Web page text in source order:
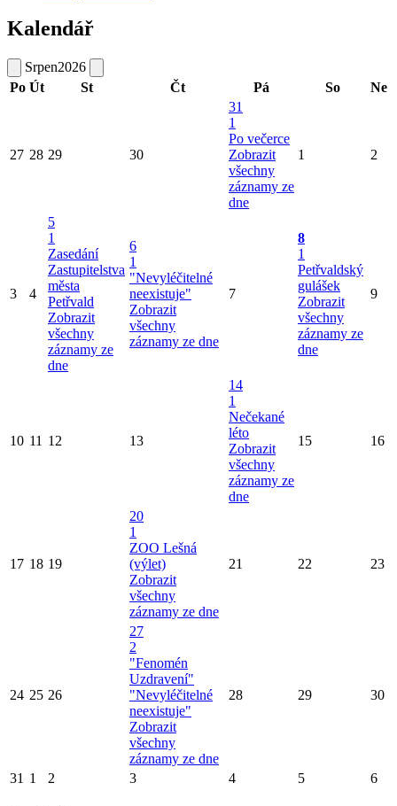
Kalendář
Srpen2026
Po Út St Čt Pá So Ne
27 28 29 30
31
1
Po večerce
Zobrazit
všechny
záznamy ze
dne
1 2
3 4
5
1
Zasedání
Zastupitelstva
města
Petřvald
Zobrazit
všechny
záznamy ze
dne
6
1
"Nevyléčitelné
neexistuje"
Zobrazit
všechny
záznamy ze dne
7
8
1
Petřvaldský
gulášek
Zobrazit
všechny
záznamy ze
dne
9
10 11 12 13
14
1
Nečekané
léto
Zobrazit
všechny
záznamy ze
dne
15 16
17 18 19
20
1
ZOO Lešná
(výlet)
Zobrazit
všechny
záznamy ze dne
21 22 23
24 25 26
27
2
"Fenomén
Uzdravení"
"Nevyléčitelné
neexistuje"
Zobrazit
všechny
záznamy ze dne
28 29 30
31 1 2 3 4 5 6